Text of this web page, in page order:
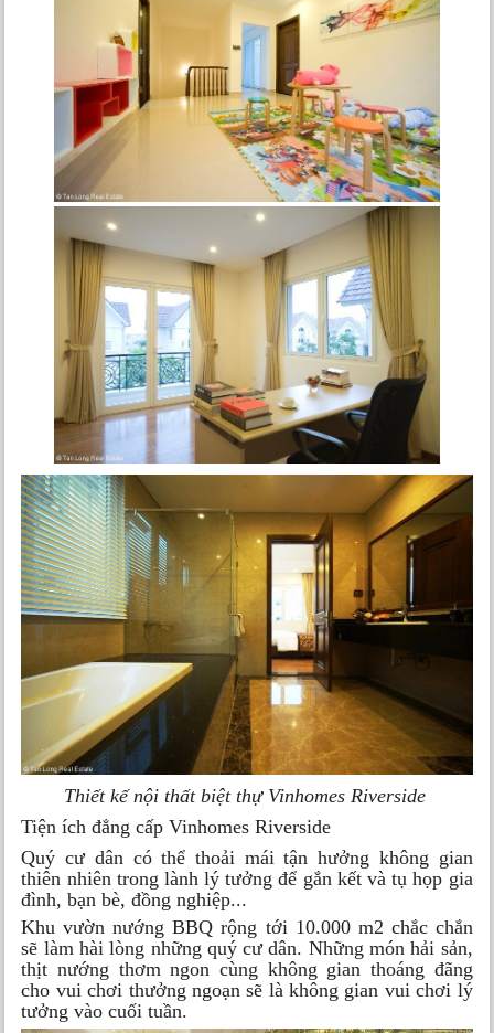
Thiết kế nội thất biệt thự Vinhomes Riverside
Tiện ích đẳng cấp Vinhomes Riverside
Quý cư dân có thể thoải mái tận hưởng không gian
thiên nhiên trong lành lý tưởng để gắn kết và tụ họp gia
đình, bạn bè, đồng nghiệp...
Khu vườn nướng BBQ rộng tới 10.000 m2 chắc chắn
sẽ làm hài lòng những quý cư dân. Những món hải sản,
thịt nướng thơm ngon cùng không gian thoáng đãng
cho vui chơi thưởng ngoạn sẽ là không gian vui chơi lý
tưởng vào cuối tuần.